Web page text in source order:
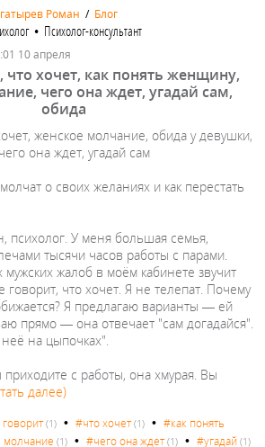
Роман / Блог
• Психолог-консультант
10 апреля
что хочет, как понять женщину,
чего она ждет, угадай сам,
обида
женское молчание, обида у девушки,
она ждет, угадай сам
о своих желаниях и как перестать
психолог. У меня большая семья,
тысячи часов работы с парами.
жалоб в моём кабинете звучит
что хочет. Я не телепат. Почему
Я предлагаю варианты — ей
прямо — она отвечает "сам догадайся".
неё на цыпочках".
приходите с работы, она хмурая. Вы
далее)
(1) • #что хочет(1) • #как понять
(1) • #чего она ждет(1) • #угадай (1)